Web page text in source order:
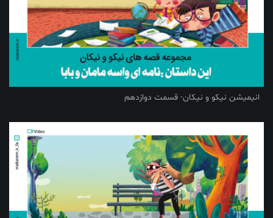
انیمیشن نیکو و نیکان- قسمت دوازدهم